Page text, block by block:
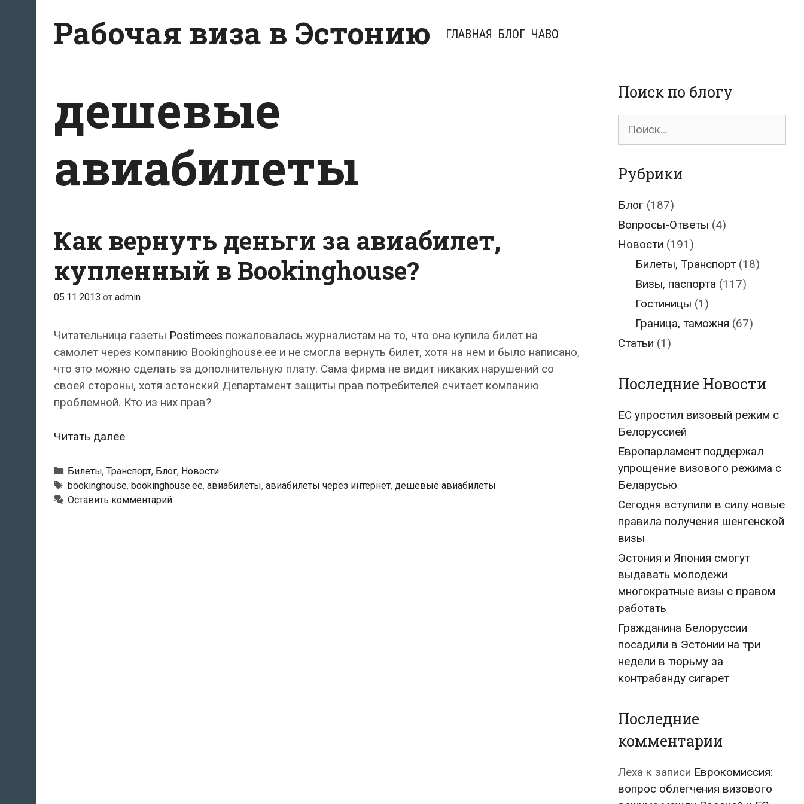
содержимому
Рабочая виза в Эстонию ГЛАВНАЯ БЛОГ ЧАВО
дешевые
авиабилеты
Как вернуть деньги за авиабилет,
купленный в Bookinghouse?
05.11.2013 от admin
Читательница газеты Postimees пожаловалась журналистам на то, что она купила билет на
самолет через компанию Bookinghouse.ee и не смогла вернуть билет, хотя на нем и было написано,
что это можно сделать за дополнительную плату. Сама фирма не видит никаких нарушений со
своей стороны, хотя эстонский Департамент защиты прав потребителей считает компанию
проблемной. Кто из них прав?
Читать далееКак
деньги
за
авиабилет,
Рубрики
Билеты, Транспорт, Блог, Новости
Метки
bookinghouse, bookinghouse.ee, авиабилеты, авиабилеты через интернет, дешевые авиабилеты
Оставить комментарий
Поиск по блогу
Поиск
Рубрики
Блог (187)
Вопросы-Ответы (4)
Новости (191)
Билеты, Транспорт(18)
Визы, паспорта (117)
Гостиницы (1)
Граница, таможня (67)
Статьи (1)
Последние Новости
ЕС упростил визовый режим с
Белоруссией
Европарламент поддержал
упрощение визового режима с
Беларусью
Сегодня вступили в силу новые
правила получения шенгенской
визы
Эстония и Япония смогут
выдавать молодежи
многократные визы с правом
работать
Гражданина Белоруссии
посадили в Эстонии на три
недели в тюрьму за
контрабанду сигарет
Последние
комментарии
Леха к записи Еврокомиссия:
вопрос облегчения визового